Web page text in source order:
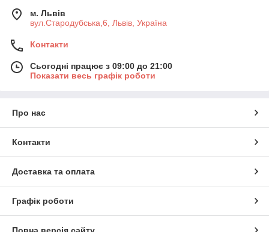
м. Львів
вул.Стародубська,6, Львів, Україна
Контакти
Сьогодні працює з 09:00 до 21:00
Показати весь графік роботи
Про нас
Контакти
Доставка та оплата
Графік роботи